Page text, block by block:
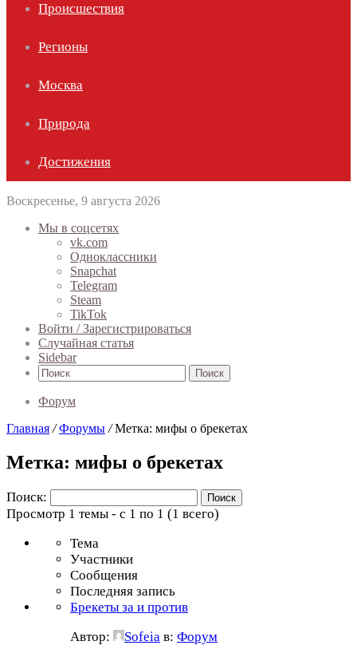
Происшествия
Регионы
Москва
Природа
Достижения
Воскресенье, 9 августа 2026
Мы в соцсетях
vk.com
Одноклассники
Snapchat
Telegram
Steam
TikTok
Войти / Зарегистрироваться
Случайная статья
Sidebar
Поиск
Форум
Главная / Форумы / Метка: мифы о брекетах
Метка: мифы о брекетах
Поиск:
Просмотр 1 темы - с 1 по 1 (1 всего)
Тема
Участники
Сообщения
Последняя запись
Брекеты за и против
Автор:
Sofeia в: Форум